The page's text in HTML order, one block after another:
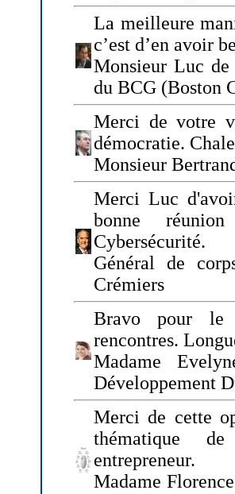
La meilleure
c’est d’en avoir
Monsieur Luc de
du BCG (Boston
Merci de votre
démocratie.
Monsieur
Merci Luc
bonne
Cybersécurité.
Général de
Crémiers
Bravo pour le
rencontres.
Madame
Développement
Merci de cette
thématique
entrepreneur.
Madame